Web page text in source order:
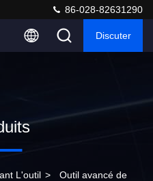
86-028-82631290
Discuter
L'outil > Outil avancé de